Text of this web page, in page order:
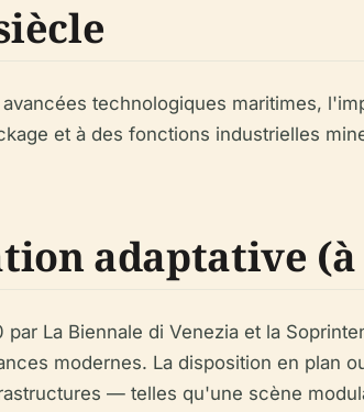
technologiques maritimes,
et à des fonctions industrielles
adaptative (à
La Biennale di Venezia et la
modernes. La disposition en plan
— telles qu'une scène